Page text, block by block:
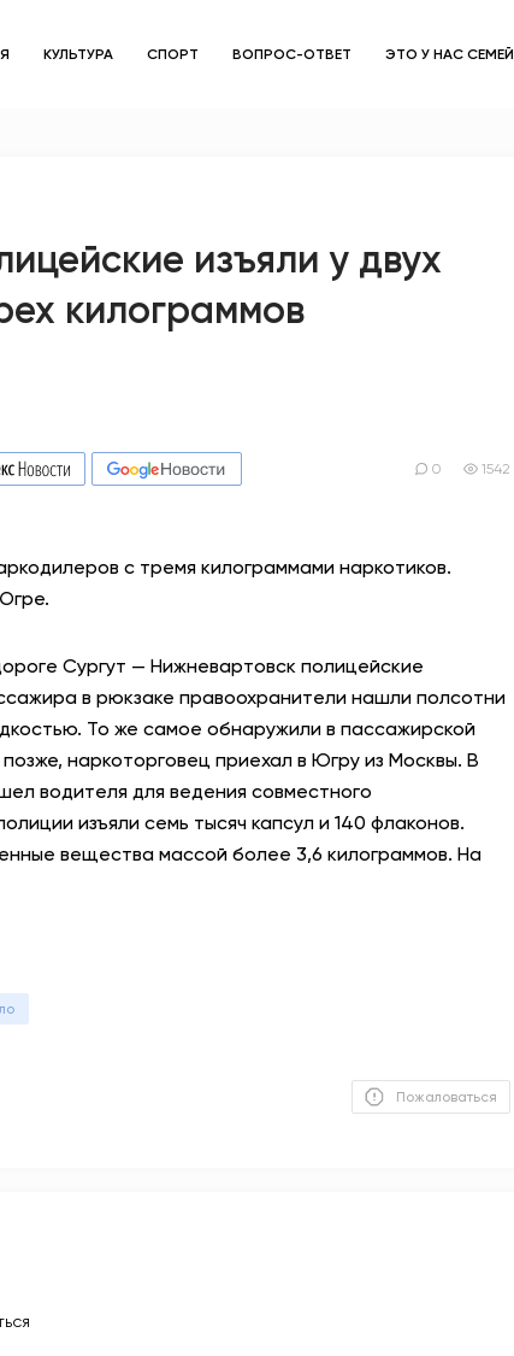
КУЛЬТУРА СПОРТ ВОПРОС-ОТВЕТ ЭТО У НАС
ПСИХОЛОГИЯ
ВОПРОС-ОТВЕТ
АНТИТЕРРОР
ОФИЦИАЛЬНО
82,17 94,84
изъяли у двух
килограммов
0 1542
с тремя килограммами наркотиков.
Сургут — Нижневартовск полицейские
в рюкзаке правоохранители нашли полсотни
То же самое обнаружили в пассажирской
наркоторговец приехал в Югру из Москвы. В
водителя для ведения совместного
изъяли семь тысяч капсул и 140 флаконов.
вещества массой более 3,6 килограммов. На
Пожаловаться